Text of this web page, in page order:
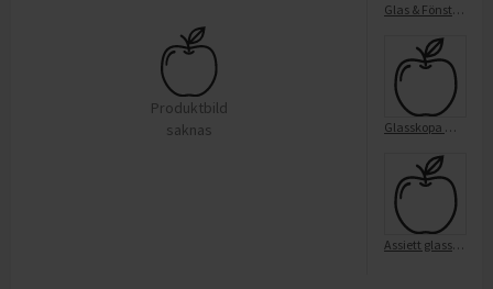
Produktbild
saknas
Glas & Fönsterspray 750ml ICA
Glasskopa Metall 1-p ICA
Assiett glassar 18cm 12-p ICA